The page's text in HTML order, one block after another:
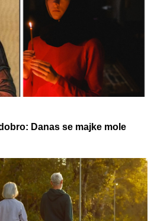
Danas se majke mole